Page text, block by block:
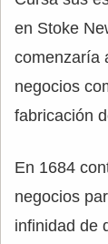
en Stoke
comenzaría
negocios
fabricación
En 1684
negocios
infinidad de